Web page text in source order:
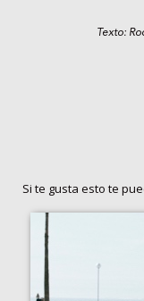
Texto:
Si te gusta esto te